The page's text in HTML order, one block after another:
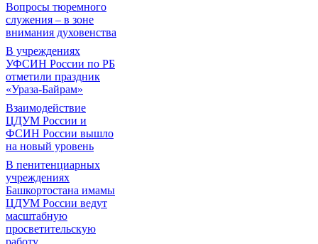
Вопросы тюремного
служения – в зоне
внимания духовенства
В учреждениях
УФСИН России по РБ
отметили праздник
«Ураза-Байрам»
Взаимодействие
ЦДУМ России и
ФСИН России вышло
на новый уровень
В пенитенциарных
учреждениях
Башкортостана имамы
ЦДУМ России ведут
масштабную
просветительскую
работу